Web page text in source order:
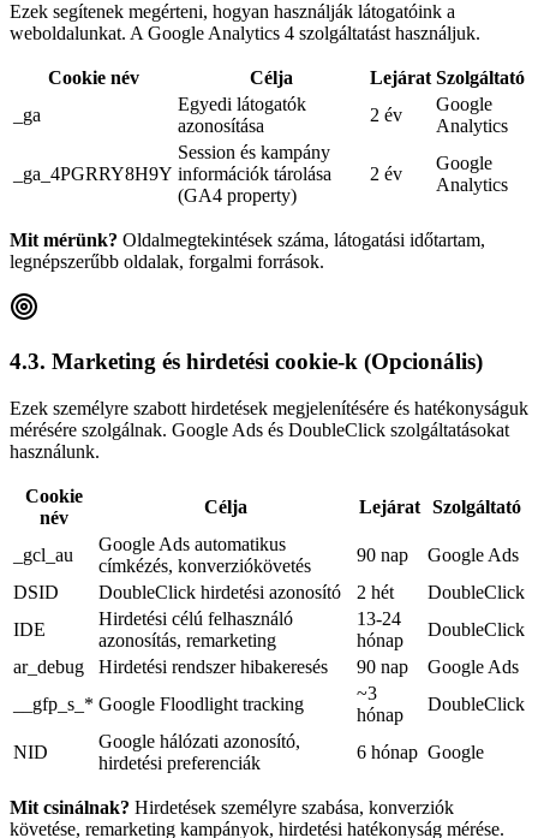
Ezek segítenek megérteni, hogyan használják látogatóink a
weboldalunkat. A Google Analytics 4 szolgáltatást használjuk.
Cookie név Célja Lejárat Szolgáltató
_ga
Egyedi látogatók
azonosítása
2 év
Google
Analytics
_ga_4PGRRY8H9Y
Session és kampány
információk tárolása
(GA4 property)
2 év
Google
Analytics
Mit mérünk? Oldalmegtekintések száma, látogatási időtartam,
legnépszerűbb oldalak, forgalmi források.
4.3. Marketing és hirdetési cookie-k (Opcionális)
Ezek személyre szabott hirdetések megjelenítésére és hatékonyságuk
mérésére szolgálnak. Google Ads és DoubleClick szolgáltatásokat
használunk.
Cookie
név
Célja Lejárat Szolgáltató
_gcl_au
Google Ads automatikus
címkézés, konverziókövetés
90 nap
Google Ads
DSID
DoubleClick hirdetési azonosító 2 hét
DoubleClick
IDE
Hirdetési célú felhasználó
azonosítás, remarketing
13-24
hónap
DoubleClick
ar_debug
Hirdetési rendszer hibakeresés 90 nap
Google Ads
__gfp_s_* Google Floodlight tracking
~3
hónap
DoubleClick
NID
Google hálózati azonosító,
hirdetési preferenciák
6 hónap Google
Mit csinálnak? Hirdetések személyre szabása, konverziók
követése, remarketing kampányok, hirdetési hatékonyság mérése.